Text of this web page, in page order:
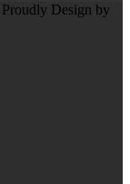
Design by